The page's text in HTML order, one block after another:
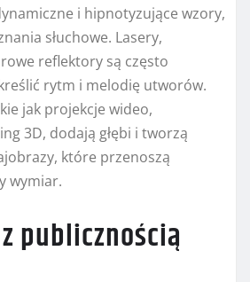
i hipnotyzujące wzory,
słuchowe. Lasery,
reflektory są często
rytm i melodię utworów.
jak projekcje wideo,
3D, dodają głębi i tworzą
które przenoszą
wymiar.
publicznością